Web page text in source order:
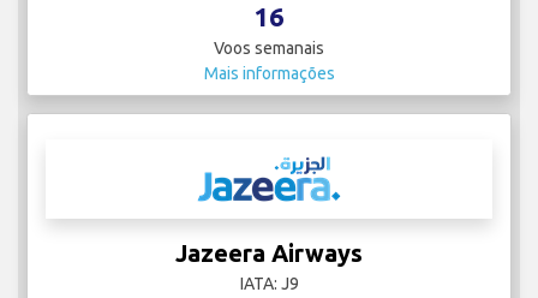
16
Voos semanais
Mais informações
Jazeera Airways
IATA: J9